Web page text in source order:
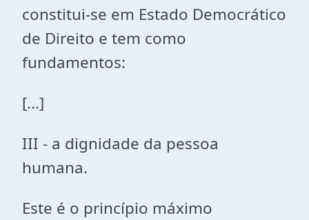
constitui-se em Estado Democrático
de Direito e tem como
fundamentos:
[...]
III - a dignidade da pessoa
humana.
Este é o princípio máximo